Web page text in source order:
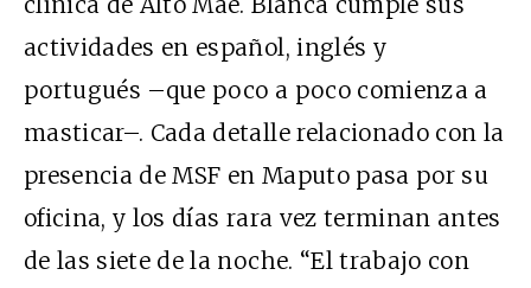
actividades en español, inglés y
portugués –que poco a poco comienza a
masticar–. Cada detalle relacionado con la
presencia de MSF en Maputo pasa por su
oficina, y los días rara vez terminan antes
de las siete de la noche. “El trabajo con